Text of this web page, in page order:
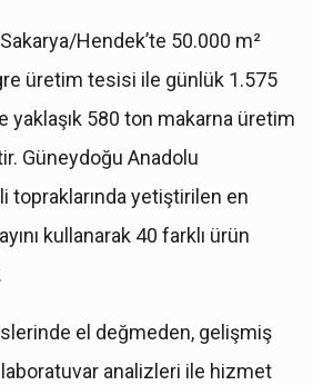
Hendek’te 50.000 m²
üretim tesisi ile günlük 1.575
yaklaşık 580 ton makarna üretim
Güneydoğu Anadolu
topraklarında yetiştirilen en
kullanarak 40 farklı ürün
el değmeden, gelişmiş
analizleri ile hizmet